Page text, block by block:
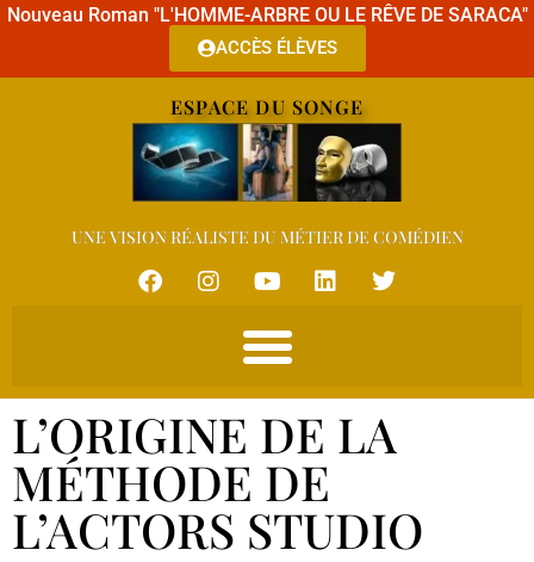
Nouveau Roman "L'HOMME-ARBRE OU LE RÊVE DE SARACA"
ACCÈS ÉLÈVES
ESPACE DU SONGE
UNE VISION RÉALISTE DU MÉTIER DE COMÉDIEN
L’ORIGINE DE LA
MÉTHODE DE
L’ACTORS STUDIO